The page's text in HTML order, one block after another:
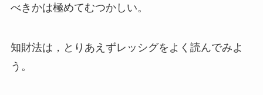
べきかは極めてむつかしい。
知財法は，とりあえずレッシグをよく読んでみよ
う。